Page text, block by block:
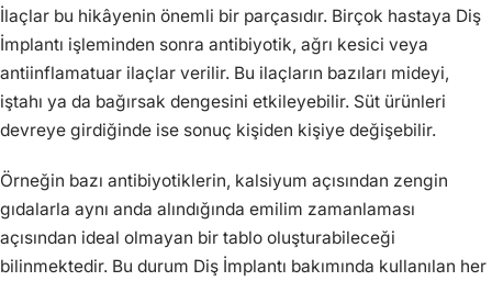
İlaçlar bu hikâyenin önemli bir parçasıdır. Birçok hastaya Diş
İmplantı işleminden sonra antibiyotik, ağrı kesici veya
antiinflamatuar ilaçlar verilir. Bu ilaçların bazıları mideyi,
iştahı ya da bağırsak dengesini etkileyebilir. Süt ürünleri
devreye girdiğinde ise sonuç kişiden kişiye değişebilir.
Örneğin bazı antibiyotiklerin, kalsiyum açısından zengin
gıdalarla aynı anda alındığında emilim zamanlaması
açısından ideal olmayan bir tablo oluşturabileceği
bilinmektedir. Bu durum Diş İmplantı bakımında kullanılan her